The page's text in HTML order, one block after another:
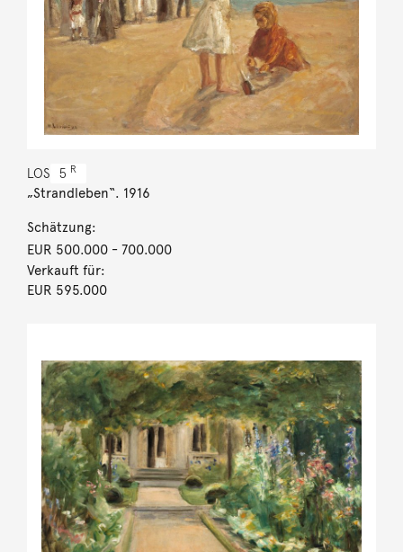
LOS 5 R
„Strandleben“. 1916
Schätzung:
EUR 500.000- 700.000
Verkauft für:
EUR 595.000